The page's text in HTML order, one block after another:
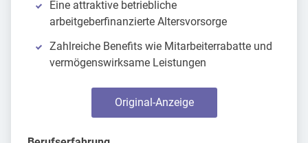
Eine attraktive betriebliche
arbeitgeberfinanzierte Altersvorsorge
Zahlreiche Benefits wie Mitarbeiterrabatte und
vermögenswirksame Leistungen
Original-Anzeige